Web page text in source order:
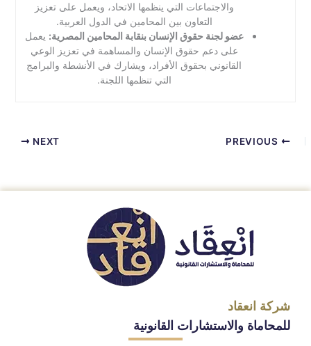
والاجتماعات التي ينظمها الاتحاد، ويعمل على تعزيز
التعاون بين المحامين في الدول العربية.
عضو لجنة حقوق الإنسان بنقابة المحامين المصرية: يعمل
على دعم حقوق الإنسان والمساهمة في تعزيز الوعي
القانوني بحقوق الأفراد، ويشارك في الأنشطة والبرامج
التي تنظمها اللجنة.
NEXT
شركة انعقاد
للمحاماة والاستشارات القانونية